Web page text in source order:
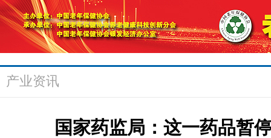
产业资讯
国家药监局：这一药品暂